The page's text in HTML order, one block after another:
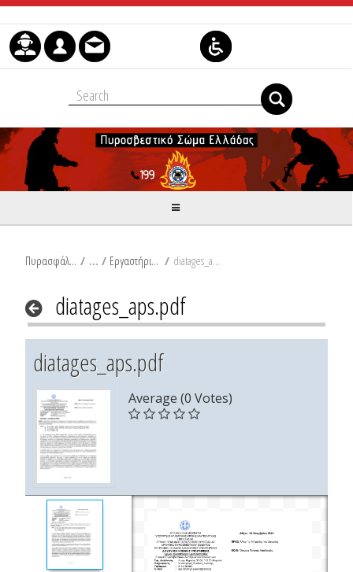
Skip to Content
Πυρασφάλεια / Εργαστήρια Αισθητικής / diatages_aps.pdf
diatages_aps.pdf
diatages_aps.pdf
Average (0 Votes)